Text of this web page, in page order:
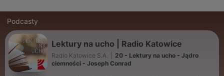
Podcasty
Lektury na ucho | Radio Katowice
Radio Katowice S.A.
20 - Lektury na ucho - Jądro
ciemności - Joseph Conrad